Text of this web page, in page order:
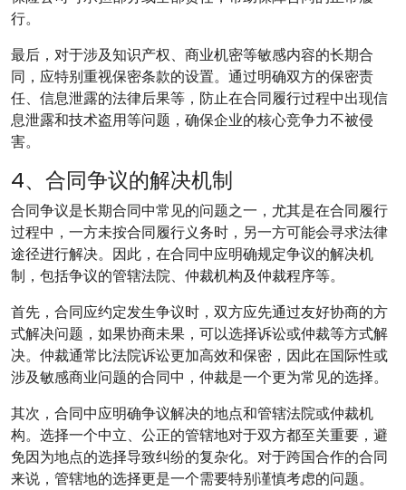
行。
最后，对于涉及知识产权、商业机密等敏感内容的长期合
同，应特别重视保密条款的设置。通过明确双方的保密责
任、信息泄露的法律后果等，防止在合同履行过程中出现信
息泄露和技术盗用等问题，确保企业的核心竞争力不被侵
害。
4、合同争议的解决机制
合同争议是长期合同中常见的问题之一，尤其是在合同履行
过程中，一方未按合同履行义务时，另一方可能会寻求法律
途径进行解决。因此，在合同中应明确规定争议的解决机
制，包括争议的管辖法院、仲裁机构及仲裁程序等。
首先，合同应约定发生争议时，双方应先通过友好协商的方
式解决问题，如果协商未果，可以选择诉讼或仲裁等方式解
决。仲裁通常比法院诉讼更加高效和保密，因此在国际性或
涉及敏感商业问题的合同中，仲裁是一个更为常见的选择。
其次，合同中应明确争议解决的地点和管辖法院或仲裁机
构。选择一个中立、公正的管辖地对于双方都至关重要，避
免因为地点的选择导致纠纷的复杂化。对于跨国合作的合同
来说，管辖地的选择更是一个需要特别谨慎考虑的问题。